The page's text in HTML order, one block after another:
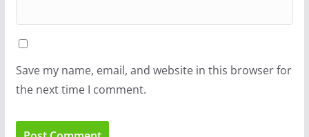
Save my name, email, and website in this browser for
the next time I comment.